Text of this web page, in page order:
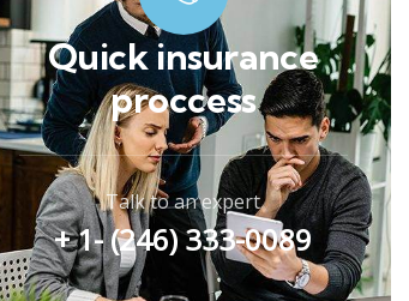
Quick insurance
proccess
Talk to an expert
+ 1- (246) 333-0089